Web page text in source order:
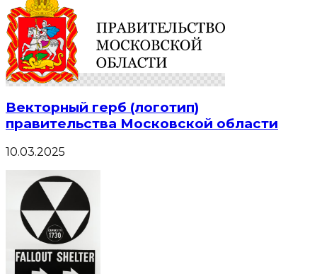
Векторный герб (логотип)
правительства Московской области
10.03.2025